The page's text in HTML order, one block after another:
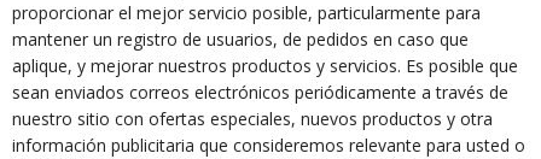
proporcionar el mejor servicio posible, particularmente para
mantener un registro de usuarios, de pedidos en caso que
aplique, y mejorar nuestros productos y servicios. Es posible que
sean enviados correos electrónicos periódicamente a través de
nuestro sitio con ofertas especiales, nuevos productos y otra
información publicitaria que consideremos relevante para usted o